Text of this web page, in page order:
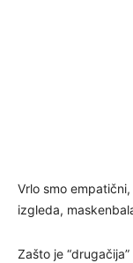
Vrlo smo
izgleda,
Zašto je